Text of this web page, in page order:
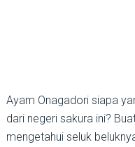
Ayam Onagadori siapa
dari negeri sakura ini?
mengetahui seluk